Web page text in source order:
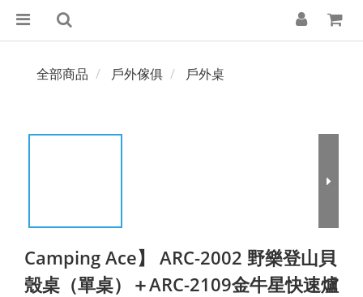
全部商品 戶外傢俱 戶外桌
Camping Ace】 ARC-2002 野樂登山貝
殼桌（單桌）＋ARC-2109金牛星快速爐